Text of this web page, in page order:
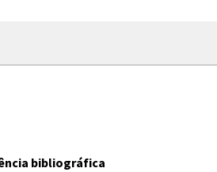
bibliográfica